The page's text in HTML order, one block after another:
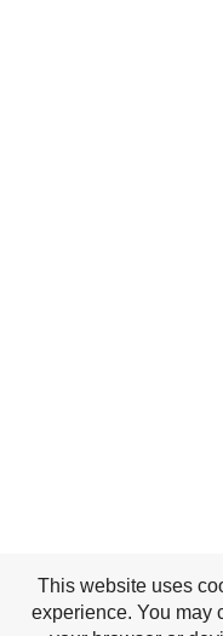
This website uses
experience. You may